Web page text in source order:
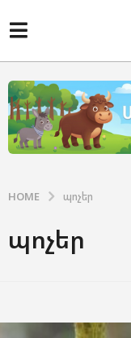
HOME պոչեր
պոչեր